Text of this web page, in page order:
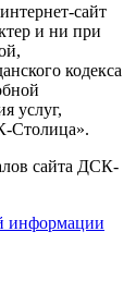
сайт
и ни при
кодекса
услуг,
Столица».
сайта ДСК-
информации